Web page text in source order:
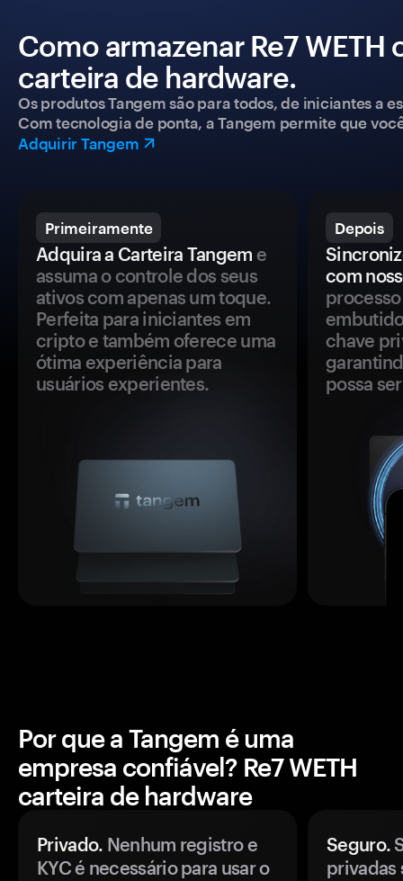
Como armazenar Re7
carteira de hardware.
Os produtos Tangem são para todos, de iniciantes a
Com tecnologia de ponta, a Tangem permite que
Adquirir Tangem
Primeiramente
Adquira a Carteira Tangem e
assuma o controle dos seus
ativos com apenas um toque.
Perfeita para iniciantes em
cripto e também oferece uma
ótima experiência para
usuários experientes.
Depois
com
chave
possa
Por que a Tangem é uma
empresa confiável? Re7 WETH
carteira de hardware
Privado. Nenhum registro e
KYC é necessário para usar o
Seguro.
privadas